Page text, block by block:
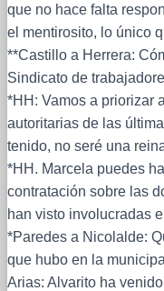
que no hace falta
el mentirosito, lo único
**Castillo a Herrera:
Sindicato de
*HH: Vamos a priorizar
autoritarias de las
tenido, no seré una
*HH. Marcela puedes
contratación sobre las
han visto involucradas
*Paredes a Nicolalde:
que hubo en la
Arias: Alvarito ha